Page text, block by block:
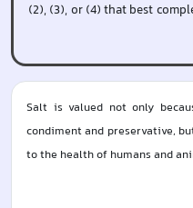
(2), (3), or (4) that best
Salt is valued not only
condiment and preservative,
to the health of humans and